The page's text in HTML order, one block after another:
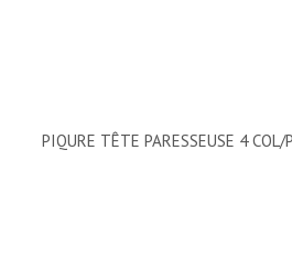
PIQURE TÊTE PARESSEUSE 4